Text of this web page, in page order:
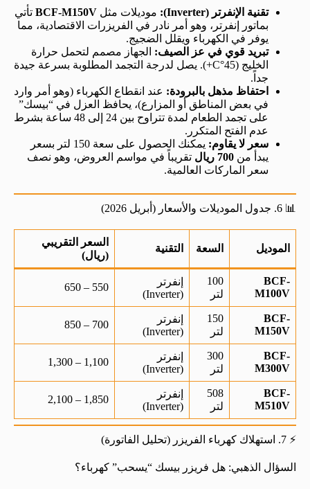
تقنية الإنفرتر (Inverter): موديلات مثل BCF-M150V تأتي
بماتور إنفرتر، وهو أمر نادر في الفريزرات الاقتصادية، مما
يوفر في الكهرباء ويقلل الضجيج.
تبريد قوي في عز الصيف: الجهاز مصمم لتحمل حرارة
الخليج (45°C+). يصل لدرجة التجمد المطلوبة بسرعة جيدة
جداً.
احتفاظ مذهل بالبرودة: عند انقطاع الكهرباء (وهو أمر وارد
في بعض المناطق أو المزارع)، يحافظ العزل في “بيسك”
على تجمد الطعام لمدة تتراوح بين 24 إلى 48 ساعة بشرط
عدم الفتح المتكرر.
سعر لا يقاوم:
يمكنك الحصول على سعة 150 لتر بسعر
يبدأ من 700 ريال
تقريباً في مواسم العروض، وهو نصف
سعر الماركات العالمية.
📊 6. جدول الموديلات والأسعار (أبريل 2026)
الموديل السعة التقنية
السعر التقريبي
(ريال)
BCF-
M100V
100
لتر
إنفرتر
(Inverter)
550 – 650
BCF-
M150V
150
لتر
إنفرتر
(Inverter)
700 – 850
BCF-
M300V
300
لتر
إنفرتر
(Inverter)
1,100 – 1,300
BCF-
M510V
508
لتر
إنفرتر
(Inverter)
1,850 – 2,100
⚡ 7. استهلاك كهرباء الفريزر (تحليل الفاتورة)
السؤال الذهبي: هل فريزر بيسك “يسحب” كهرباء؟